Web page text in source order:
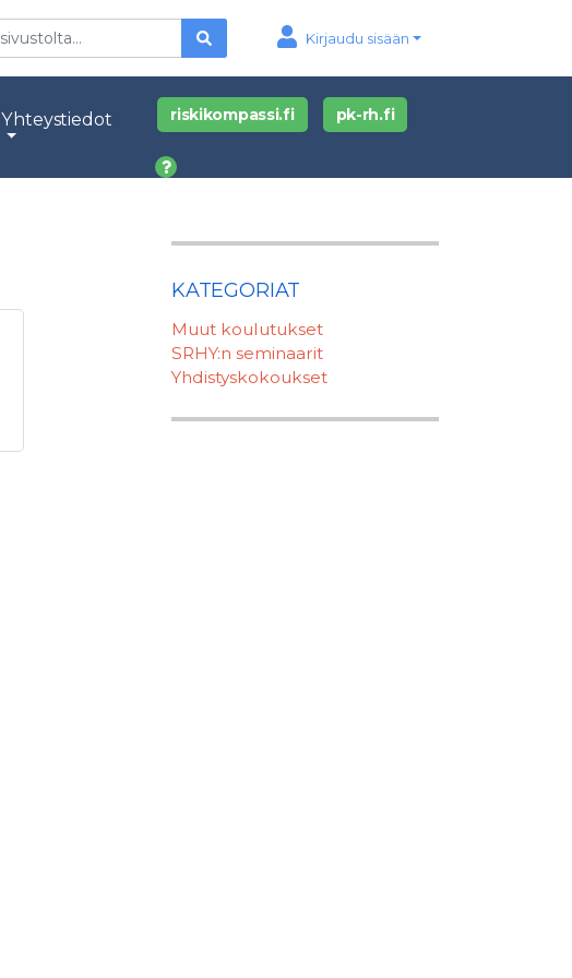
Kirjaudu sisään
Yhteystiedot riskikompassi.fi pk-rh.fi
KATEGORIAT
Muut koulutukset
SRHY:n seminaarit
Yhdistyskokoukset